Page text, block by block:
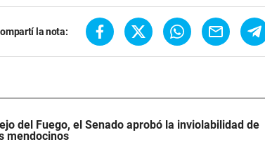
la nota:
del Fuego, el Senado aprobó la inviolabilidad de
mendocinos